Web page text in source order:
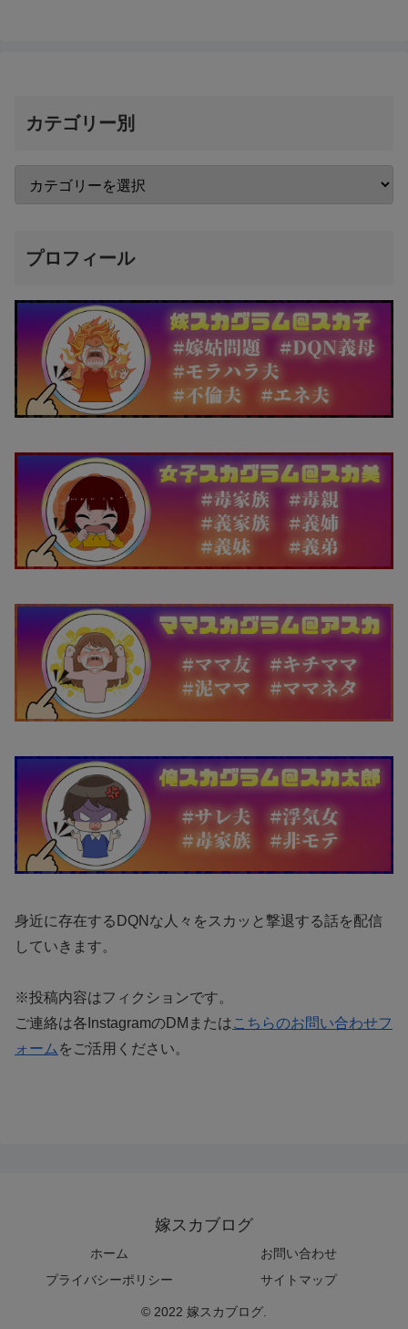
カテゴリー別
プロフィール
身近に存在するDQNな人々をスカッと撃退する話を配信
していきます。
※投稿内容はフィクションです。
ご連絡は各InstagramのDMまたはこちらのお問い合わせフ
ォーム をご活用ください。
嫁スカブログ
ホーム
お問い合わせ
プライバシーポリシー
サイトマップ
© 2022 嫁スカブログ.